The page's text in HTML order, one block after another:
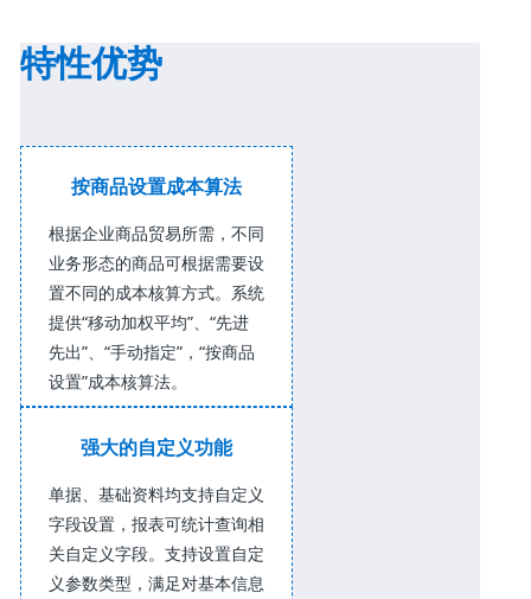
特性优势
按商品设置成本算法
根据企业商品贸易所需，不同
业务形态的商品可根据需要设
置不同的成本核算方式。系统
提供“移动加权平均”、“先进
先出”、“手动指定”，“按商品
设置”成本核算法。
强大的自定义功能
单据、基础资料均支持自定义
字段设置，报表可统计查询相
关自定义字段。支持设置自定
义参数类型，满足对基本信息